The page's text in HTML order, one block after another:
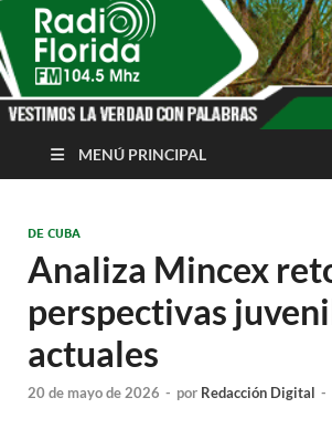
Radio
Cuba
Noticias y
MENÚ PRINCIPAL
DE CUBA
Analiza Mincex
perspectivas
actuales
20 de mayo de 2026 - por Redacción Digital -